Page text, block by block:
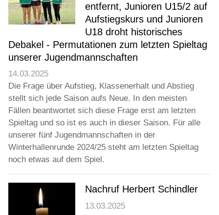
entfernt, Junioren U15/2 auf
Aufstiegskurs und Junioren
U18 droht historisches
Debakel - Permutationen zum letzten Spieltag
unserer Jugendmannschaften
14.03.2025
Die Frage über Aufstieg, Klassenerhalt und Abstieg
stellt sich jede Saison aufs Neue. In den meisten
Fällen beantwortet sich diese Frage erst am letzten
Spieltag und so ist es auch in dieser Saison. Für alle
unserer fünf Jugendmannschaften in der
Winterhallenrunde 2024/25 steht am letzten Spieltag
noch etwas auf dem Spiel.
Nachruf Herbert Schindler
13.03.2025